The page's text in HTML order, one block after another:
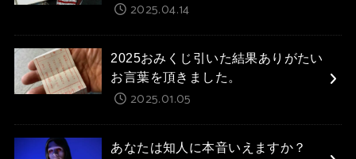
2025.04.14
2025おみくじ引いた結果ありがたい
お言葉を頂きました。
2025.01.05
あなたは知人に本音いえますか？